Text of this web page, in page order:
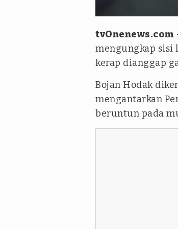
tvOnenews.com
mengungkap sisi
kerap dianggap
Bojan Hodak
mengantarkan
beruntun pada